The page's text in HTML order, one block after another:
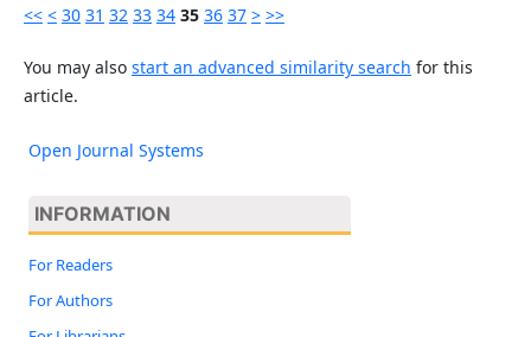
<< < 30 31 32 33 34 35 36 37 > >>
You may also start an advanced similarity search for this
article.
Open Journal Systems
INFORMATION
For Readers
For Authors